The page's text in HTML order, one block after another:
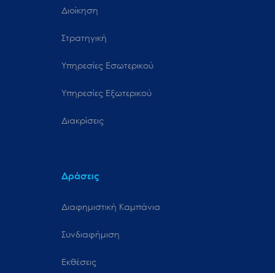
Διοίκηση
Στρατηγική
Υπηρεσίες Εσωτερικού
Υπηρεσίες Εξωτερικού
Διακρίσεις
Δράσεις
Διαφημιστική Καμπάνια
Συνδιαφήμιση
Εκθέσεις